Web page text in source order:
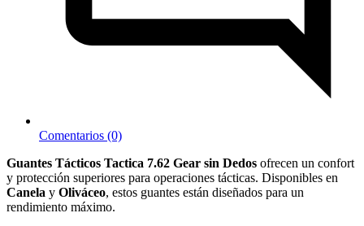
Comentarios (0)
Guantes Tácticos Tactica 7.62 Gear sin Dedos ofrecen un confort
y protección superiores para operaciones tácticas. Disponibles en
Canela y Oliváceo, estos guantes están diseñados para un
rendimiento máximo.